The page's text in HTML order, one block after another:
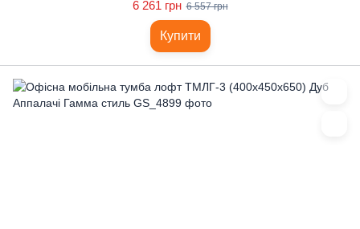
6 261 грн 6 557 грн
Купити